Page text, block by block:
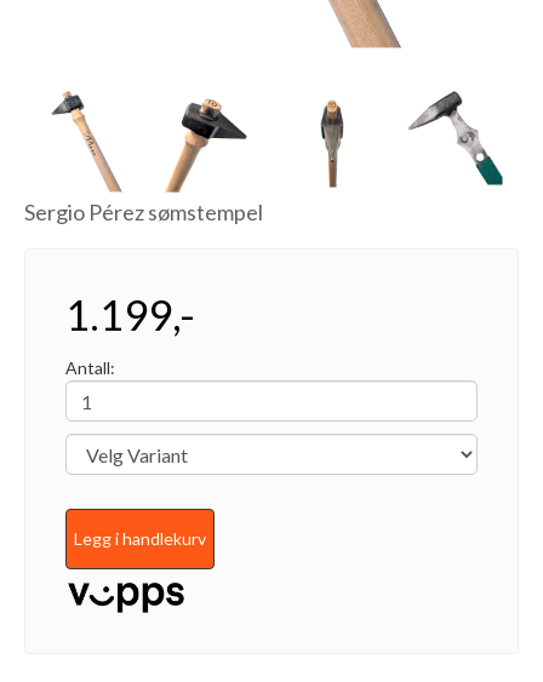
Sergio Pérez sømstempel
1.199,-
Antall:
Legg i handlekurv